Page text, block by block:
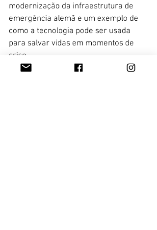
modernização da infraestrutura de
emergência alemã e um exemplo de
como a tecnologia pode ser usada
para salvar vidas em momentos de
crise.
Rô Wolfl/Alemanha